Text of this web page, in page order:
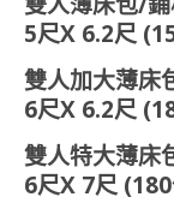
5尺X 6.2尺
雙人加大薄床
6尺X 6.2尺
雙人特大薄床
6尺X 7尺